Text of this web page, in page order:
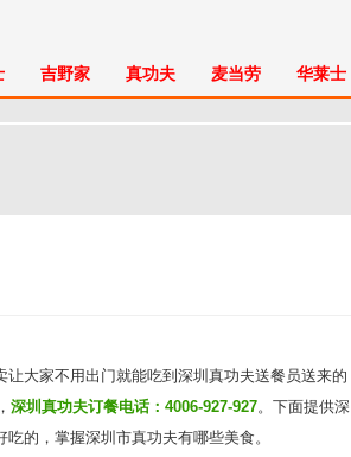
吉野家 真功夫 麦当劳 华莱士
大家不用出门就能吃到深圳真功夫送餐员送来的
深圳真功夫订餐电话：4006-927-927。下面提供深
的，掌握深圳市真功夫有哪些美食。